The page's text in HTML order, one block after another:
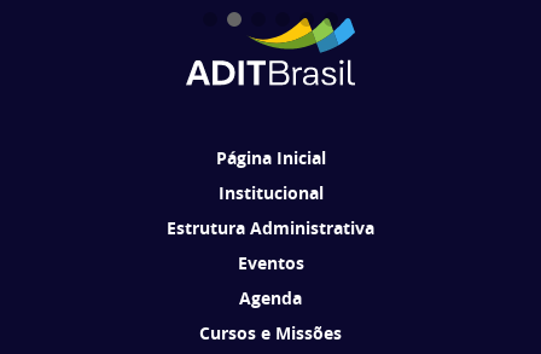
Página Inicial
Institucional
Estrutura Administrativa
Eventos
Agenda
Cursos e Missões